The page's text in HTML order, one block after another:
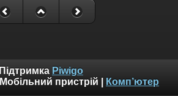
Підтримка Piwigo
Мобільний пристрій Комп’ютер